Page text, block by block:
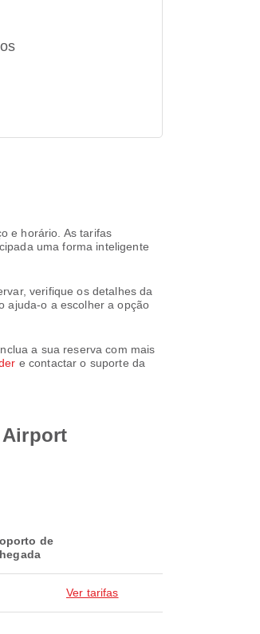
e horário. As tarifas
uma forma inteligente
verifique os detalhes da
ajuda-o a escolher a opção
a sua reserva com mais
e contactar o suporte da
Airport
de
Ver tarifas